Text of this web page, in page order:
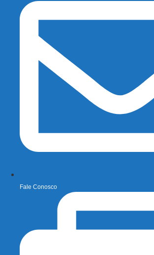
Fale Conosco